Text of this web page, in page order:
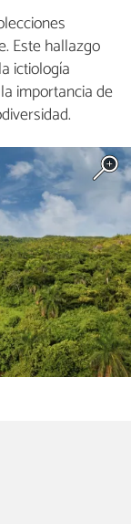
Este hallazgo
ictiología
importancia de